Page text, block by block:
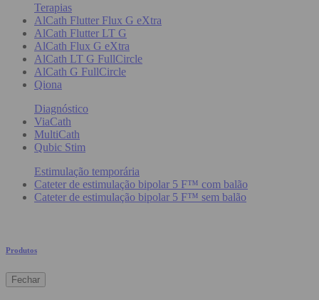
Terapias
AlCath Flutter Flux G eXtra
AlCath Flutter LT G
AlCath Flux G eXtra
AlCath LT G FullCircle
AlCath G FullCircle
Qiona
Diagnóstico
ViaCath
MultiCath
Qubic Stim
Estimulação temporária
Cateter de estimulação bipolar 5 F™ com balão
Cateter de estimulação bipolar 5 F™ sem balão
Produtos
Fechar